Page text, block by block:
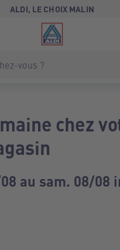
ALDI, LE CHOIX MALIN
chez
au sam. 08/08